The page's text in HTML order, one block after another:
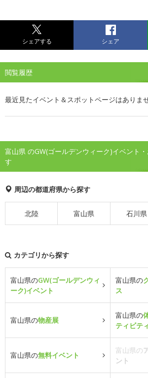
シェアする シェア
閲覧履歴
最近見たイベント＆スポットページはありませ
富山県 のGW(ゴールデンウィーク)イベント
す
周辺の都道府県から探す
北陸 富山県 石川県
カテゴリから探す
富山県のGW(ゴールデンウィ
ーク)イベント
富山県の
ス
富山県の物産展
富山県の
ティビテ
富山県の無料イベント
富山県の
ント